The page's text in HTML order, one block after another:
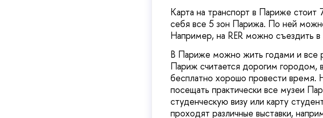
Карта на транспорт в Париже
себя все 5 зон Парижа. По ней
Например, на RER можно съездить
В Париже можно жить годами и все
Париж считается дорогим
бесплатно хорошо провести
посещать практически все музеи
студенческую визу или карту
проходят различные выставки,